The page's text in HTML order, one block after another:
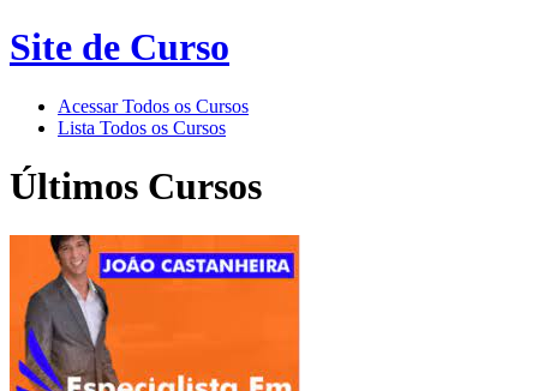
Site de Curso
Acessar Todos os Cursos
Lista Todos os Cursos
Últimos Cursos